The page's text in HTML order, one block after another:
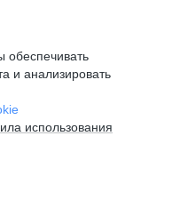
и анализировать
использования